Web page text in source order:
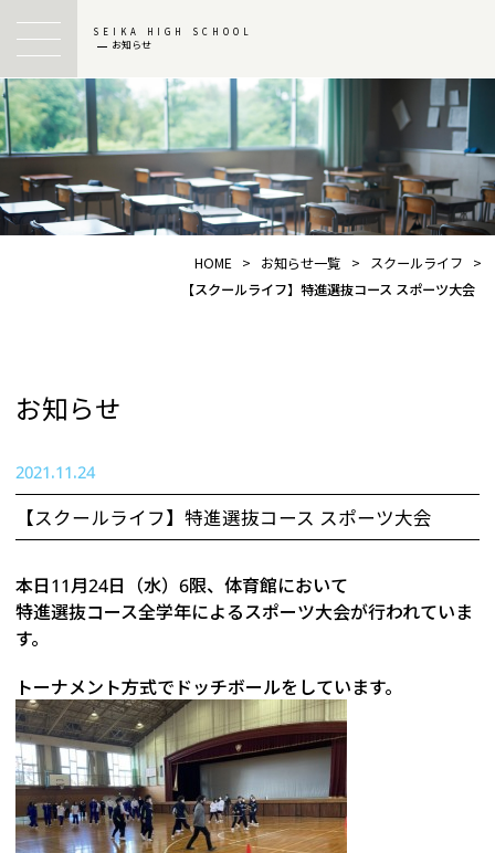
SEIKA HIGH SCHOOL
お知らせ
HOME > お知らせ一覧 > スクールライフ
>
【スクールライフ】特進選抜コース スポーツ大会
お知らせ
2021.11.24
【スクールライフ】特進選抜コース スポーツ大会
本日11月24日（水）6限、体育館において
特進選抜コース全学年によるスポーツ大会が行われていま
す。
トーナメント方式でドッチボールをしています。